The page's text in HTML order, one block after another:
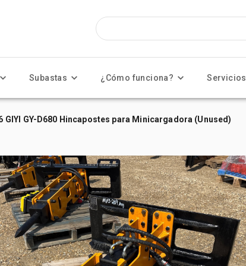
Subastas ¿Cómo funciona? Servicios
GIYI GY-D680 Hincapostes para Minicargadora (Unused)